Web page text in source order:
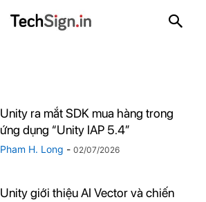
Unity ra mắt SDK mua hàng trong
ứng dụng “Unity IAP 5.4”
Pham H. Long - 02/07/2026
Unity giới thiệu AI Vector và chiến